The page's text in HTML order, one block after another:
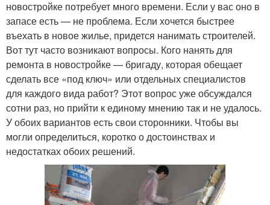
новостройке потребует много времени. Если у вас оно в
запасе есть — не проблема. Если хочется быстрее
въехать в новое жилье, придется нанимать строителей.
Вот тут часто возникают вопросы. Кого нанять для
ремонта в новостройке — бригаду, которая обещает
сделать все «под ключ» или отдельных специалистов
для каждого вида работ? Этот вопрос уже обсуждался
сотни раз, но прийти к единому мнению так и не удалось.
У обоих вариантов есть свои сторонники. Чтобы вы
могли определиться, коротко о достоинствах и
недостатках обоих решений.